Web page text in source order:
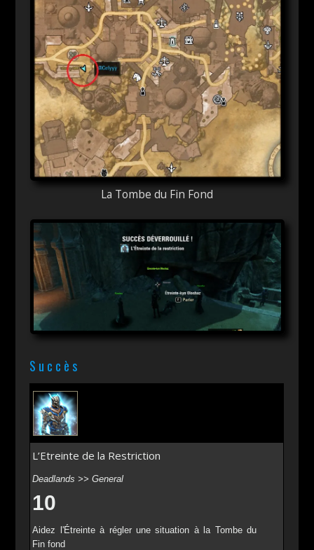
La Tombe du Fin Fond
Succès
L’Etreinte de la Restriction
Deadlands >> General
10
Aidez l'Étreinte à régler une situation à la Tombe du
Fin fond